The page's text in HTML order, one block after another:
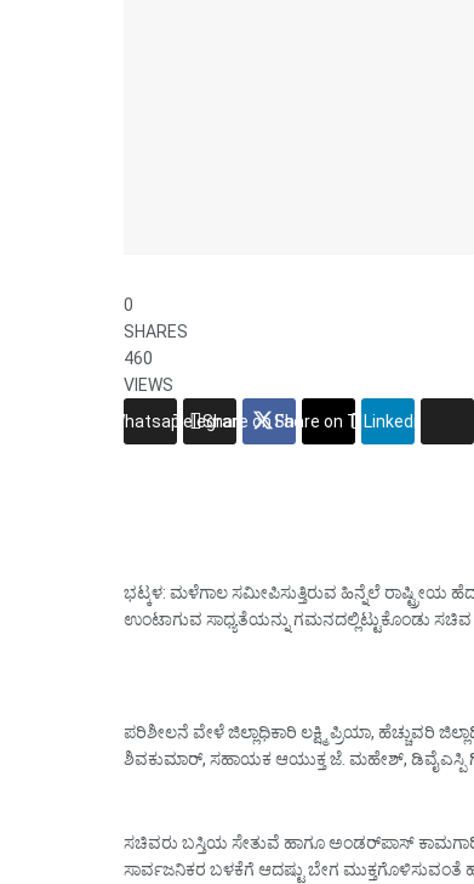
0
SHARES
460
VIEWS
WhatsappTelegram
Share on Facebook
Share on Twitter
Linkedin
ಭಟ್ಕಳ: ಮಳೆಗಾಲ ಸಮೀಪಿಸುತ್ತಿರುವ ಹಿನ್ನೆಲೆ ರಾಷ್ಟ್ರೀಯ
ಉಂಟಾಗುವ ಸಾಧ್ಯತೆಯನ್ನು ಗಮನದಲ್ಲಿಟ್ಟುಕೊಂಡು ಸಚಿವ
ಪರಿಶೀಲನೆ ವೇಳೆ ಜಿಲ್ಲಾಧಿಕಾರಿ ಲಕ್ಷ್ಮಿ ಪ್ರಿಯಾ, ಹೆಚ್ಚುವರಿ
ಶಿವಕುಮಾರ್, ಸಹಾಯಕ ಆಯುಕ್ತ ಜೆ. ಮಹೇಶ್, ಡಿವೈಎಸ್ಪಿ
ಸಚಿವರು ಬಸ್ತಿಯ ಸೇತುವೆ ಹಾಗೂ ಅಂಡರ್‌ಪಾಸ್
ಸಾರ್ವಜನಿಕರ ಬಳಕೆಗೆ ಆದಷ್ಟು ಬೇಗ ಮುಕ್ತಗೊಳಿಸುವಂತೆ